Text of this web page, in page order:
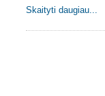
Skaityti daugiau...